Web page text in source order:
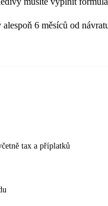
6 měsíců od
tax a příplatků